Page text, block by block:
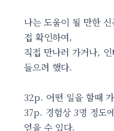
나는 도움이 될 만한
접 확인하여,
직접 만나러 가거나,
들으려 했다.
32p. 어떤 일을 할때
37p. 경험상 3명 정도
얻을 수 있다.